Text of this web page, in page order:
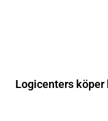
Logicenters köper